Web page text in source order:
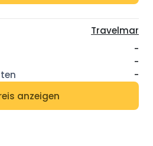
Travelmar
-
-
-
anzeigen